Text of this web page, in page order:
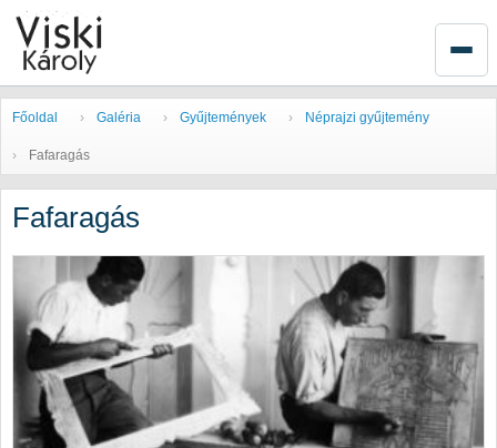
Főoldal Galéria Gyűjtemények Néprajzi gyűjtemény
Fafaragás
Fafaragás